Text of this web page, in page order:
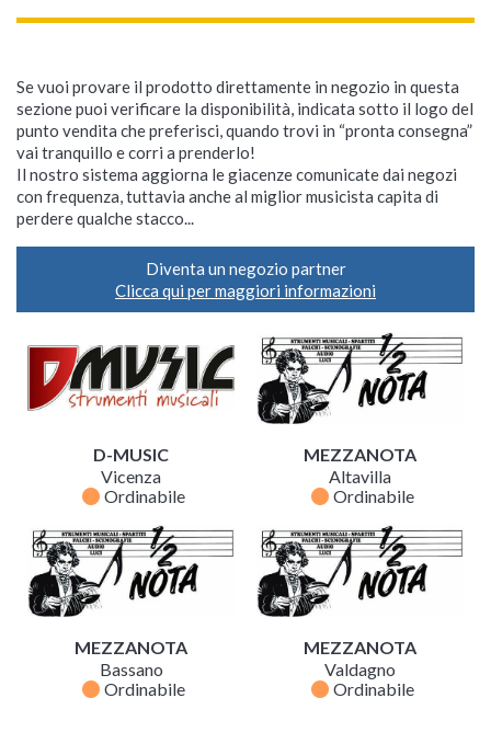
Se vuoi provare il prodotto direttamente in negozio in questa
sezione puoi verificare la disponibilità, indicata sotto il logo del
punto vendita che preferisci, quando trovi in “pronta consegna”
vai tranquillo e corri a prenderlo!
Il nostro sistema aggiorna le giacenze comunicate dai negozi
con frequenza, tuttavia anche al miglior musicista capita di
perdere qualche stacco...
Diventa un negozio partner
Clicca qui per maggiori informazioni
D-MUSIC
Vicenza
fiber_manual_record Ordinabile
MEZZANOTA
Altavilla
fiber_manual_record Ordinabile
MEZZANOTA
Bassano
fiber_manual_record Ordinabile
MEZZANOTA
Valdagno
fiber_manual_record Ordinabile